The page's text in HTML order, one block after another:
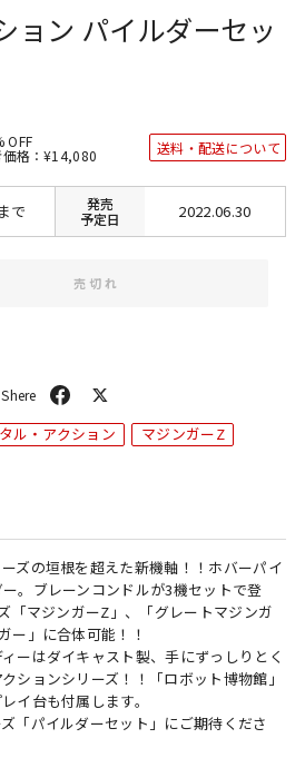
ョン パイルダーセッ
OFF
格：通
価
¥14,080
格
送料・配送について
で
発売
予定日
2022.06.30
売切れ
シ
ア
ト
ル・アクション マジンガーZ
ズの垣根を超えた新機軸！！ホバーパイ
。ブレーンコンドルが3機セットで登
「マジンガーZ」、「グレートマジンガ
ー」に合体可能！！
ーはダイキャスト製、手にずっしりとく
ションシリーズ！！「ロボット博物館」
イ台も付属します。
「パイルダーセット」にご期待くださ